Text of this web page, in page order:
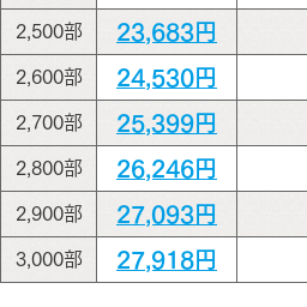
2,500部 23,683円
2,600部 24,530円
2,700部 25,399円
2,800部 26,246円
2,900部 27,093円
3,000部 27,918円